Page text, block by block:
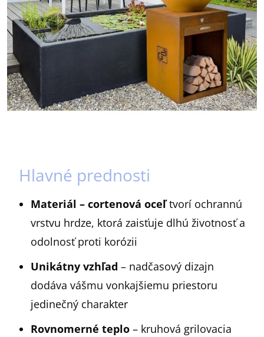
Hlavné prednosti
Materiál – cortenová oceľtvorí ochrannú
vrstvu hrdze, ktorá zaisťuje dlhú životnosť a
odolnosť proti korózii
Unikátny vzhľad – nadčasový dizajn
dodáva vášmu vonkajšiemu priestoru
jedinečný charakter
Rovnomerné teplo – kruhová grilovacia